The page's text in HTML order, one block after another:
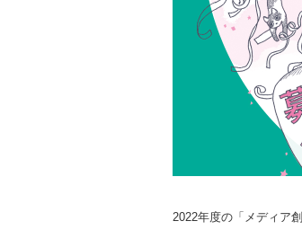
2022年度の「メディア